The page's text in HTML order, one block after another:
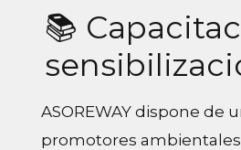
📚
ASOREWAY dispone de
promotores